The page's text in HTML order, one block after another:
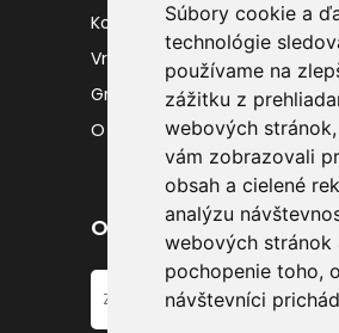
Súbory cookie a
technológie
používame na
zážitku z
webových
vám zobrazovali
obsah a cielené
analýzu
webových stránok
pochopenie toho,
návštevníci
Kontakty
Vrátenie tovaru
Gravírovanie
O nás
Odber noviniek